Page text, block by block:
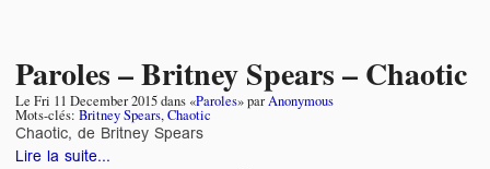
Paroles – Britney Spears – Chaotic
Le Fri 11 December 2015dans «Paroles» parAnonymous
Mots-clés: Britney Spears,Chaotic
Chaotic, de Britney Spears
Lire la suite...